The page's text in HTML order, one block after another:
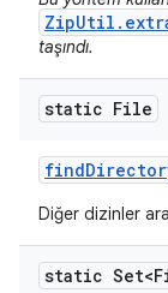
taşındı.
static File
find
Diğer dizinler
static